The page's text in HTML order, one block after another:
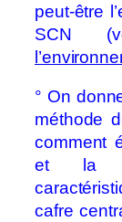
peut-être
SCN
° On
méthode
comment
et la
cafre